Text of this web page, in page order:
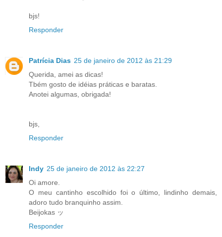
bjs!
Responder
Patrícia Dias 25 de janeiro de 2012 às 21:29
Querida, amei as dicas!
Tbém gosto de idéias práticas e baratas.
Anotei algumas, obrigada!
bjs,
Responder
Indy 25 de janeiro de 2012 às 22:27
Oi amore.
O meu cantinho escolhido foi o último, lindinho demais,
adoro tudo branquinho assim.
Beijokas ッ
Responder